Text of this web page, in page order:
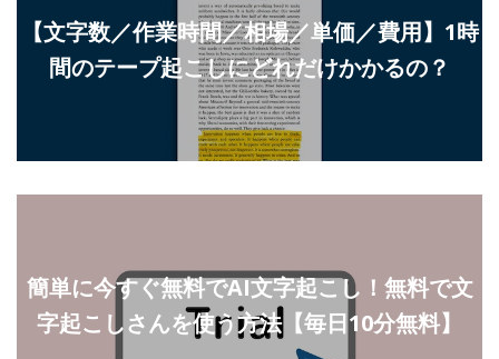
【文字数／作業時間／相場／単価／費用】1時
間のテープ起こしにどれだけかかるの？
簡単に今すぐ無料でAI文字起こし！無料で文
字起こしさんを使う方法【毎日10分無料】